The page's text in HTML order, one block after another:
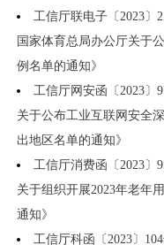
工信厅联电子〔2023〕
国家体育总局办公厅关于
例名单的通知》
工信厅网安函〔2023〕
关于公布工业互联网安全
出地区名单的通知》
工信厅消费函〔2023〕
关于组织开展2023年老年
通知》
工信厅科函〔2023〕